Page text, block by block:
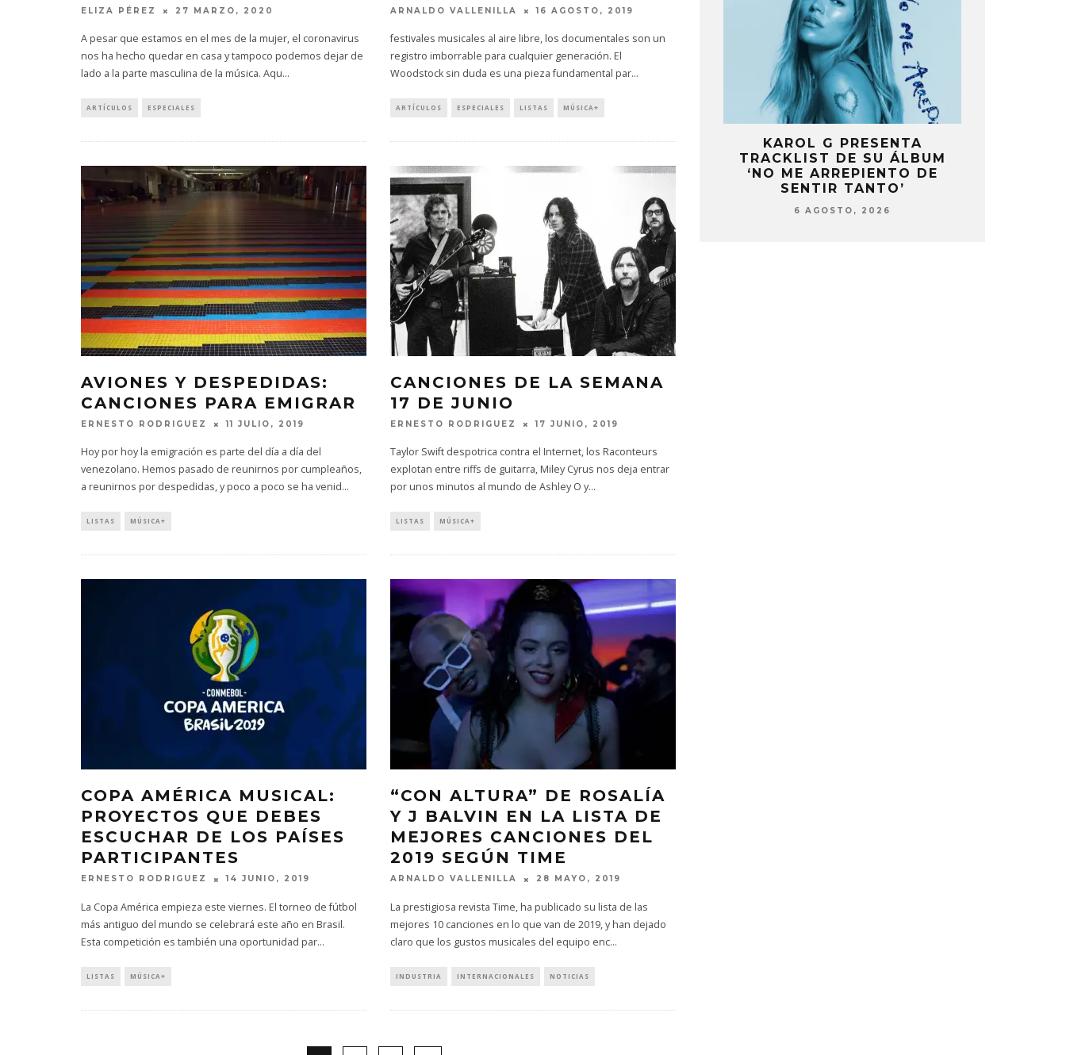
ELIZA PÉREZ 27 MARZO, 2020
A pesar que estamos en el mes de la mujer, el coronavirus
nos ha hecho quedar en casa y tampoco podemos dejar de
lado a la parte masculina de la música. Aqu...
ARTÍCULOS ESPECIALES
ARNALDO VALLENILLA 16 AGOSTO, 2019
festivales musicales al aire libre, los documentales son un
registro imborrable para cualquier generación. El
Woodstock sin duda es una pieza fundamental par...
ARTÍCULOS ESPECIALES LISTAS MÚSICA+
AVIONES Y DESPEDIDAS:
CANCIONES PARA EMIGRAR
ERNESTO RODRIGUEZ 11 JULIO, 2019
Hoy por hoy la emigración es parte del día a día del
venezolano. Hemos pasado de reunirnos por cumpleaños,
a reunirnos por despedidas, y poco a poco se ha venid...
LISTAS MÚSICA+
CANCIONES DE LA SEMANA
17 DE JUNIO
ERNESTO RODRIGUEZ 17 JUNIO, 2019
Taylor Swift despotrica contra el Internet, los Raconteurs
explotan entre riffs de guitarra, Miley Cyrus nos deja entrar
por unos minutos al mundo de Ashley O y...
LISTAS MÚSICA+
COPA AMÉRICA MUSICAL:
PROYECTOS QUE DEBES
ESCUCHAR DE LOS PAÍSES
PARTICIPANTES
ERNESTO RODRIGUEZ 14 JUNIO, 2019
La Copa América empieza este viernes. El torneo de fútbol
más antiguo del mundo se celebrará este año en Brasil.
Esta competición es también una oportunidad par...
LISTAS MÚSICA+
“CON ALTURA” DE ROSALÍA
Y J BALVIN EN LA LISTA DE
MEJORES CANCIONES DEL
2019 SEGÚN TIME
ARNALDO VALLENILLA 28 MAYO, 2019
La prestigiosa revista Time, ha publicado su lista de las
mejores 10 canciones en lo que van de 2019, y han dejado
claro que los gustos musicales del equipo enc...
INDUSTRIA INTERNACIONALES NOTICIAS
EDGAR BAJO EL AGUA ABRE
‘CAMPO, PUERTA’
6 AGOSTO, 2026
GHOST PROYECTARÁ
CONCIERTO ‘2 BIG TO RIG’
6 AGOSTO, 2026
KAROL G PRESENTA
TRACKLIST DE SU ÁLBUM
‘NO ME ARREPIENTO DE
SENTIR TANTO’
6 AGOSTO, 2026